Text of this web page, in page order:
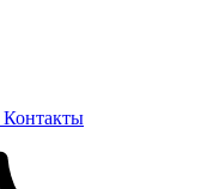
Контакты